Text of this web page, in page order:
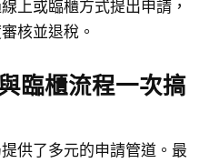
上或臨櫃方式提出申請，
核並退稅。
臨櫃流程一次搞
供了多元的申請管道。最